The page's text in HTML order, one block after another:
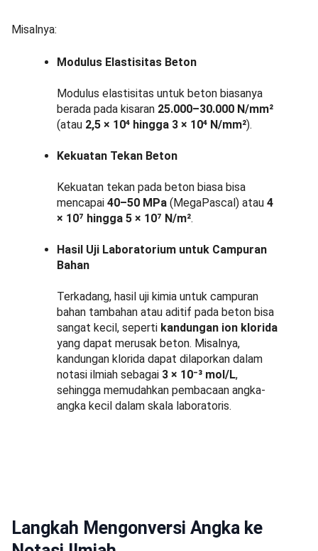
Misalnya:
Modulus Elastisitas Beton
Modulus elastisitas untuk beton biasanya
berada pada kisaran 25.000–30.000 N/mm²
(atau 2,5 × 10⁴ hingga 3 × 10⁴ N/mm²).
Kekuatan Tekan Beton
Kekuatan tekan pada beton biasa bisa
mencapai 40–50 MPa (MegaPascal) atau 4
× 10⁷ hingga 5 × 10⁷ N/m².
Hasil Uji Laboratorium untuk Campuran
Bahan
Terkadang, hasil uji kimia untuk campuran
bahan tambahan atau aditif pada beton bisa
sangat kecil, seperti kandungan ion klorida
yang dapat merusak beton. Misalnya,
kandungan klorida dapat dilaporkan dalam
notasi ilmiah sebagai 3 × 10⁻³ mol/L,
sehingga memudahkan pembacaan angka-
angka kecil dalam skala laboratoris.
Langkah Mengonversi Angka ke